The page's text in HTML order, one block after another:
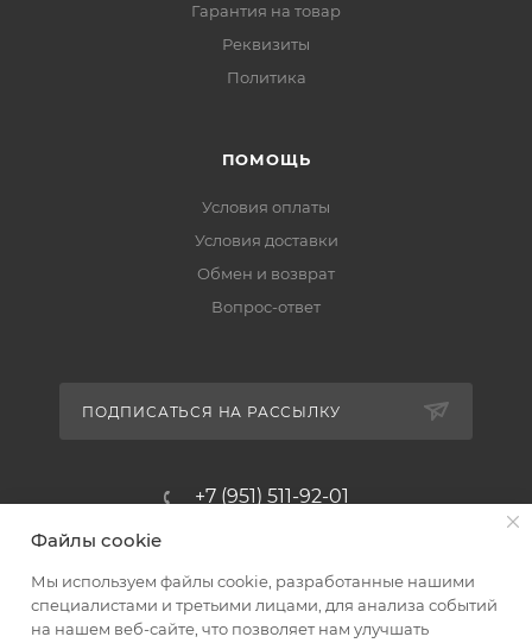
Гарантия на товар
Реквизиты
Политика
ПОМОЩЬ
Условия оплаты
Условия доставки
Обмен и возврат
Вопрос-ответ
ПОДПИСАТЬСЯ НА РАССЫЛКУ
+7 (951) 511-92-01
Магазин-склад ТЦ "Альтус"
Ростовская обл, Аксайский р-н,
пос. Янтарный, Малое Зеленое
Файлы cookie
Мы используем файлы cookie, разработанные нашими
специалистами и третьими лицами, для анализа событий
на нашем веб-сайте, что позволяет нам улучшать